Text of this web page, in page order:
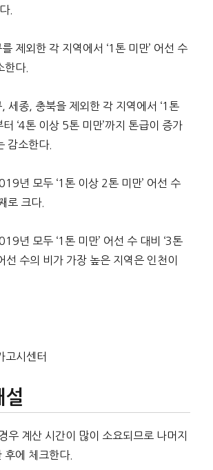
.
제외한 각 지역에서 ‘1톤 미만’ 어선 수
한다.
종, 충북을 제외한 각 지역에서 ‘1톤
터 ‘4톤 이상 5톤 미만’까지 톤급이 증가
감소한다.
년 모두 ‘1톤 이상 2톤 미만’ 어선 수
로 크다.
년 모두 ‘1톤 미만’ 어선 수 대비 ‘3톤
선 수의 비가 가장 높은 지역은 인천이
고시센터
설
우 계산 시간이 많이 소요되므로 나머지
후에 체크한다.